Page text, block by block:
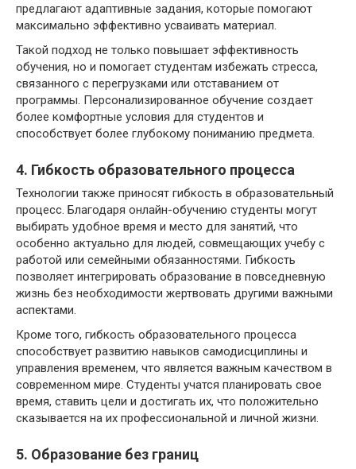
предлагают адаптивные задания, которые помогают
максимально эффективно усваивать материал.
Такой подход не только повышает эффективность
обучения, но и помогает студентам избежать стресса,
связанного с перегрузками или отставанием от
программы. Персонализированное обучение создает
более комфортные условия для студентов и
способствует более глубокому пониманию предмета.
4. Гибкость образовательного процесса
Технологии также приносят гибкость в образовательный
процесс. Благодаря онлайн-обучению студенты могут
выбирать удобное время и место для занятий, что
особенно актуально для людей, совмещающих учебу с
работой или семейными обязанностями. Гибкость
позволяет интегрировать образование в повседневную
жизнь без необходимости жертвовать другими важными
аспектами.
Кроме того, гибкость образовательного процесса
способствует развитию навыков самодисциплины и
управления временем, что является важным качеством в
современном мире. Студенты учатся планировать свое
время, ставить цели и достигать их, что положительно
сказывается на их профессиональной и личной жизни.
5. Образование без границ